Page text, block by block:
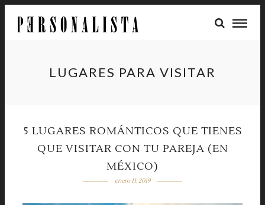
LUGARES PARA VISITAR
5 LUGARES ROMÁNTICOS QUE TIENES
QUE VISITAR CON TU PAREJA (EN
MÉXICO)
enero 11, 2019